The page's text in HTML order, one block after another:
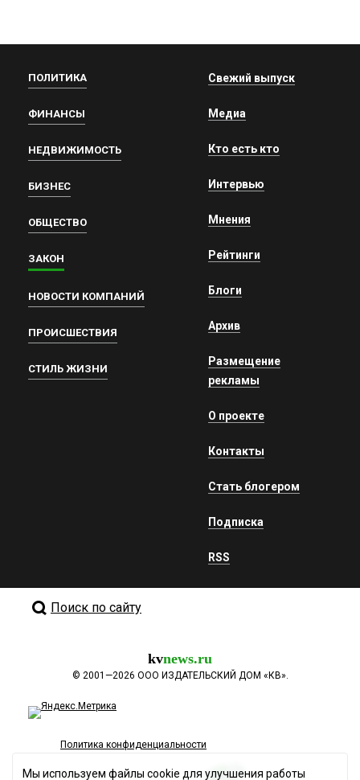
ПОЛИТИКА
ФИНАНСЫ
НЕДВИЖИМОСТЬ
БИЗНЕС
ОБЩЕСТВО
ЗАКОН
НОВОСТИ КОМПАНИЙ
ПРОИСШЕСТВИЯ
СТИЛЬ ЖИЗНИ
Свежий выпуск
Медиа
Кто есть кто
Интервью
Мнения
Рейтинги
Блоги
Архив
Размещение
рекламы
О проекте
Контакты
Стать блогером
Подписка
RSS
Поиск по сайту
kvnews.ru
© 2001—2026 ООО ИЗДАТЕЛЬСКИЙ ДОМ «КВ».
Политика конфиденциальности
Мы используем файлы cookie для улучшения работы